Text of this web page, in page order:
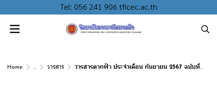
Tel: 056 241 906 tficec.ac.th
Home ... วารสาร วารสารตากฟ้า ประจำเดือน กันยายน 2567 ฉบับที่ 38 ร่วมบุญทอดผ้าป่าเพื่อการศึกษาโรงเรียนวัดประชาสรรค์